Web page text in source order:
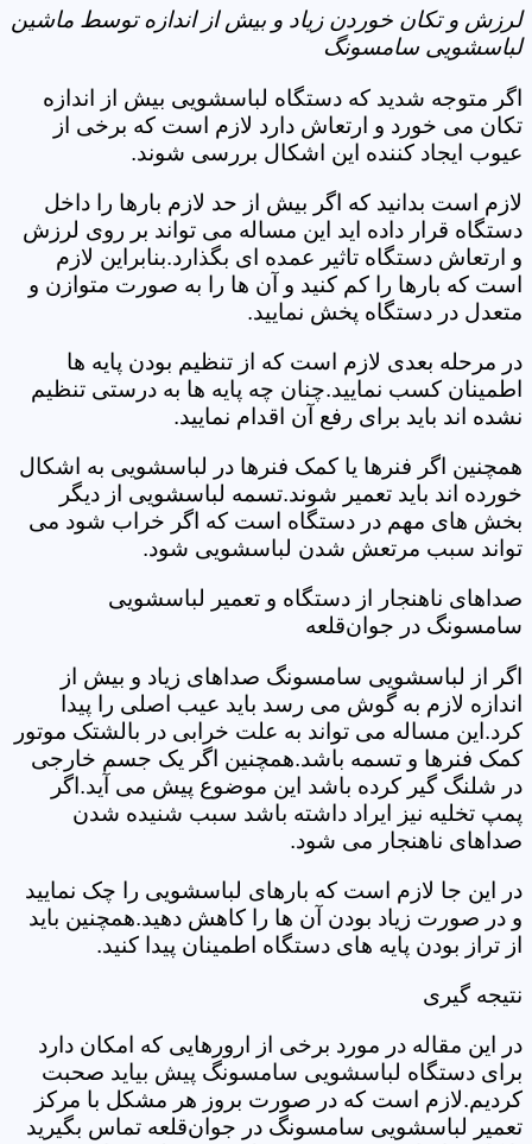
لرزش و تکان خوردن زیاد و بیش از اندازه توسط ماشین
لباسشویی سامسونگ
اگر متوجه شدید که دستگاه لباسشویی بیش از اندازه
تکان می خورد و ارتعاش دارد لازم است که برخی از
عیوب ایجاد کننده این اشکال بررسی شوند.
لازم است بدانید که اگر بیش از حد لازم بارها را داخل
دستگاه قرار داده اید این مساله می تواند بر روی لرزش
و ارتعاش دستگاه تاثیر عمده ای بگذارد.بنابراین لازم
است که بارها را کم کنید و آن ها را به صورت متوازن و
متعدل در دستگاه پخش نمایید.
در مرحله بعدی لازم است که از تنظیم بودن پایه ها
اطمینان کسب نمایید.چنان چه پایه ها به درستی تنظیم
نشده اند باید برای رفع آن اقدام نمایید.
همچنین اگر فنرها یا کمک فنرها در لباسشویی به اشکال
خورده اند باید تعمیر شوند.تسمه لباسشویی از دیگر
بخش های مهم در دستگاه است که اگر خراب شود می
تواند سبب مرتعش شدن لباسشویی شود.
صداهای ناهنجار از دستگاه و تعمیر لباسشویی
سامسونگ در جوان‌قلعه
اگر از لباسشویی سامسونگ صداهای زیاد و بیش از
اندازه لازم به گوش می رسد باید عیب اصلی را پیدا
کرد.این مساله می تواند به علت خرابی در بالشتک موتور
کمک فنرها و تسمه باشد.همچنین اگر یک جسم خارجی
در شلنگ گیر کرده باشد این موضوع پیش می آید.اگر
پمپ تخلیه نیز ایراد داشته باشد سبب شنیده شدن
صداهای ناهنجار می شود.
در این جا لازم است که بارهای لباسشویی را چک نمایید
و در صورت زیاد بودن آن ها را کاهش دهید.همچنین باید
از تراز بودن پایه های دستگاه اطمینان پیدا کنید.
نتیجه گیری
در این مقاله در مورد برخی از ارورهایی که امکان دارد
برای دستگاه لباسشویی سامسونگ پیش بیاید صحبت
کردیم.لازم است که در صورت بروز هر مشکل با مرکز
تعمیر لباسشویی سامسونگ در جوان‌قلعه تماس بگیرید